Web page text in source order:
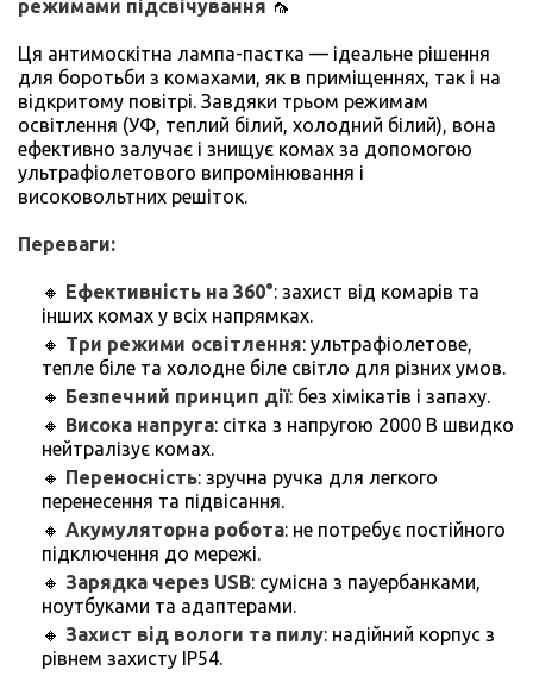
режимами підсвічування 🦟
Ця антимоскітна лампа-пастка — ідеальне рішення
для боротьби з комахами, як в приміщеннях, так і на
відкритому повітрі. Завдяки трьом режимам
освітлення (УФ, теплий білий, холодний білий), вона
ефективно залучає і знищує комах за допомогою
ультрафіолетового випромінювання і
високовольтних решіток.
Переваги:
🔸 Ефективність на 360°: захист від комарів та
інших комах у всіх напрямках.
🔸 Три режими освітлення: ультрафіолетове,
тепле біле та холодне біле світло для різних умов.
🔸 Безпечний принцип дії: без хімікатів і запаху.
🔸 Висока напруга: сітка з напругою 2000 В швидко
нейтралізує комах.
🔸 Переносність: зручна ручка для легкого
перенесення та підвісання.
🔸 Акумуляторна робота: не потребує постійного
підключення до мережі.
🔸 Зарядка через USB: сумісна з пауербанками,
ноутбуками та адаптерами.
🔸 Захист від вологи та пилу: надійний корпус з
рівнем захисту IP54.